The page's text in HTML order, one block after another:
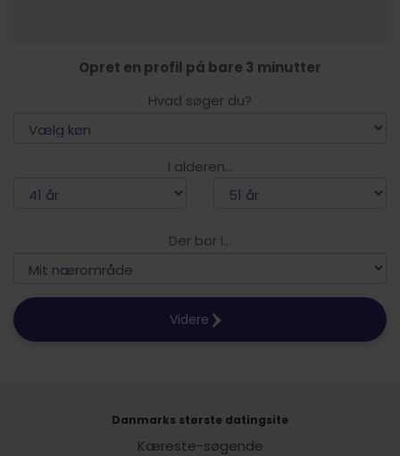
Opret en profil på bare 3 minutter
Hvad søger du?
I alderen...
Der bor i...
Videre
Danmarks største datingsite
Kæreste-søgende